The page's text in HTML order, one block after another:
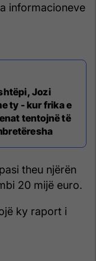
informacioneve
Jozi
ty - kur frika e
tentojnë të
theu njërën
20 mijë euro.
ky raport i